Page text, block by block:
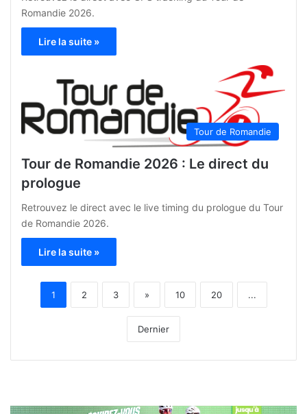
Romandie 2026.
Lire la suite »
Tour de Romandie
Tour de Romandie 2026 : Le direct du
prologue
Retrouvez le direct avec le live timing du prologue du Tour
de Romandie 2026.
Lire la suite »
1 2 3 » 10 20 ...
Dernier